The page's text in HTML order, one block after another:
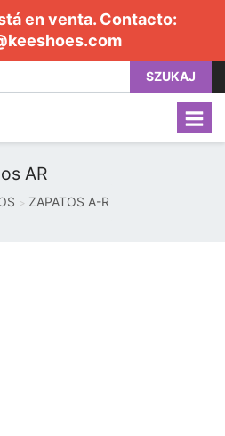
en venta. Contacto:
SZUKAJ
AR
ZAPATOS A-R